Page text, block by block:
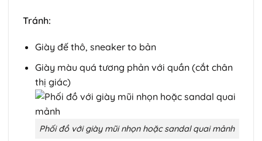
Tránh:
Giày đế thô, sneaker to bản
Giày màu quá tương phản với quần (cắt chân
thị giác)
Phối đồ với giày mũi nhọn hoặc sandal quai mảnh